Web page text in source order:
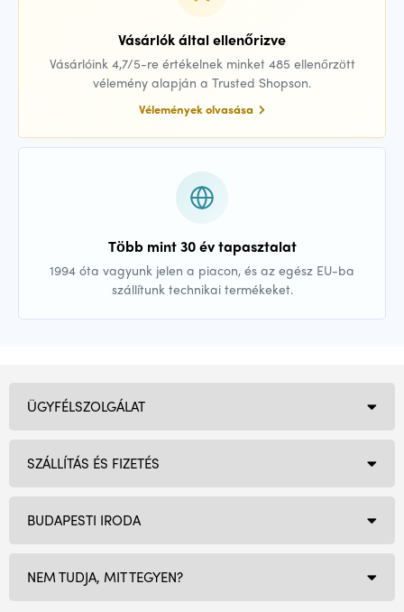
Vásárlók által ellenőrizve
Vásárlóink 4,7/5-re értékelnek minket 485 ellenőrzött
vélemény alapján a Trusted Shopson.
Vélemények olvasása
Több mint 30 év tapasztalat
1994 óta vagyunk jelen a piacon, és az egész EU-ba
szállítunk technikai termékeket.
BUDAPESTI IRODA
NEM TUDJA, MIT TEGYEN?
ÜGYFÉLSZOLGÁLAT
SZÁLLÍTÁS ÉS FIZETÉS